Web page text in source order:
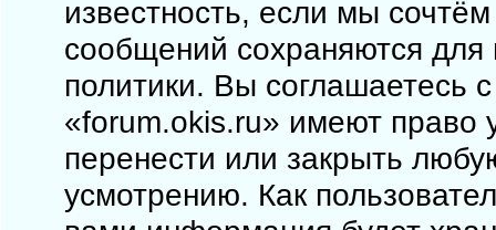
известность, если мы
сообщений сохраняются для
политики. Вы соглашаетесь
«forum.okis.ru» имеют право
перенести или закрыть
усмотрению. Как